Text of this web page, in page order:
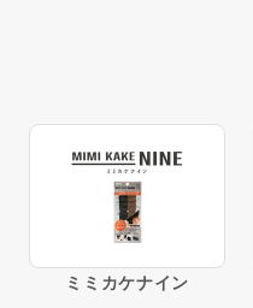
ミミカケナイン